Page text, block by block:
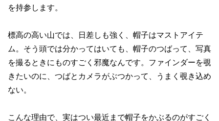
を持参します。
標高の高い山では、日差しも強く、帽子はマストアイテ
ム。そう頭では分かってはいても、帽子のつばって、写真
を撮るときにものすごく邪魔なんです。ファインダーを覗
きたいのに、つばとカメラがぶつかって、うまく覗き込め
ない。
こんな理由で、実はつい最近まで帽子をかぶるのがすごく